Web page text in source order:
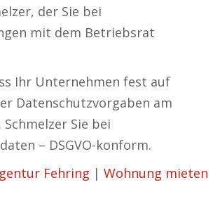
der Sie bei
mit dem Betriebsrat
Ihr Unternehmen fest auf
Datenschutzvorgaben am
Sie bei
– DSGVO-konform.
Fehring | Wohnung mieten